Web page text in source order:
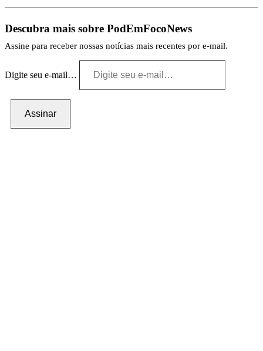
Descubra mais sobre PodEmFocoNews
Assine para receber nossas notícias mais recentes por e-mail.
Digite seu e-mail…
Assinar